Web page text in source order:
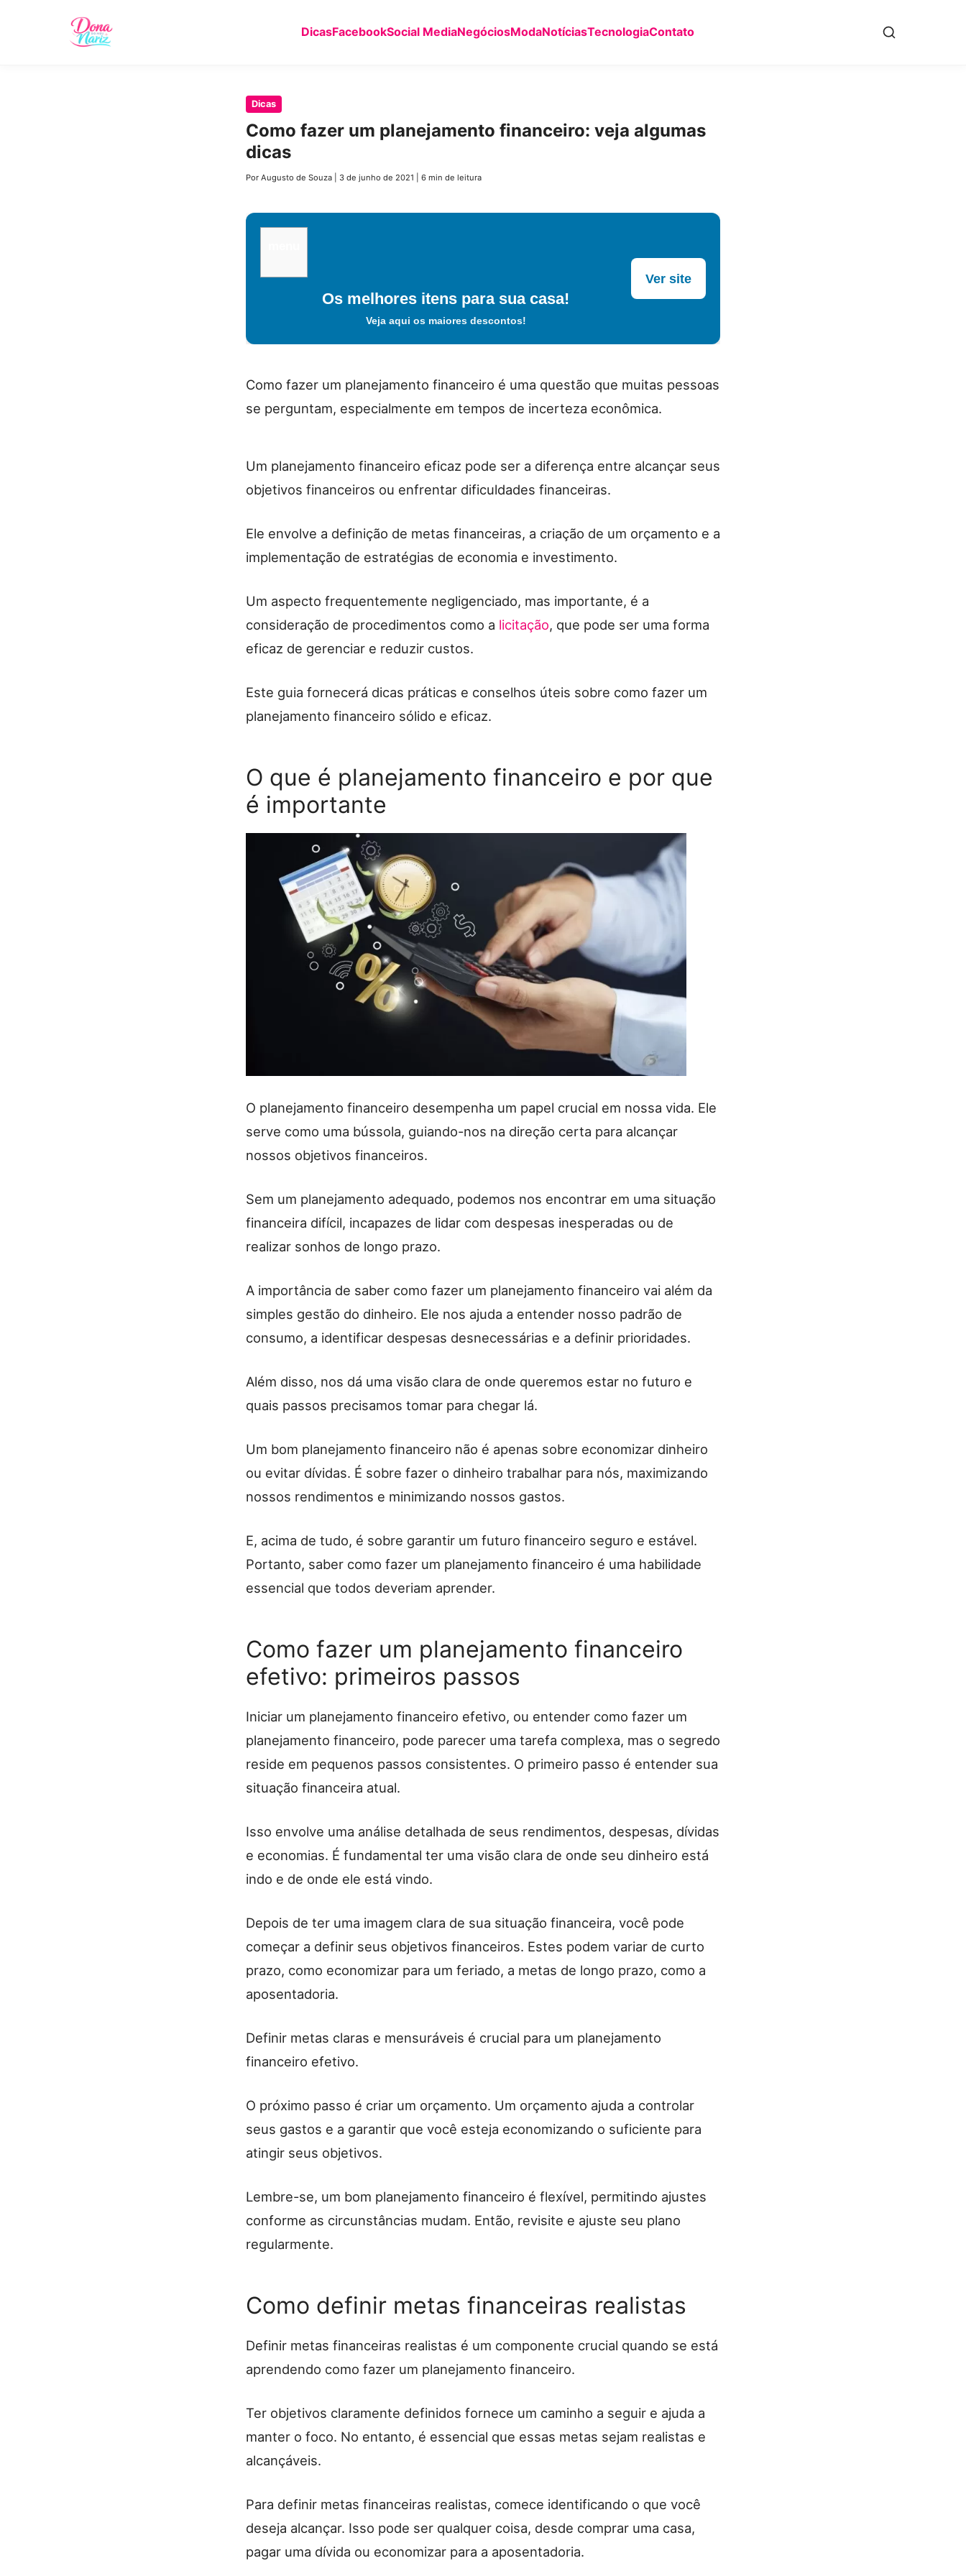
DicasFacebookSocial MediaNegóciosModaNotíciasTecnologiaContato
Dicas
Como fazer um planejamento financeiro: veja algumas
dicas
Por Augusto de Souza 3 de junho de 2021 6 min de leitura
Os melhores itens para sua casa!
Veja aqui os maiores descontos!
Ver site
Como fazer um planejamento financeiro é uma questão que muitas pessoas
se perguntam, especialmente em tempos de incerteza econômica.
Um planejamento financeiro eficaz pode ser a diferença entre alcançar seus
objetivos financeiros ou enfrentar dificuldades financeiras.
Ele envolve a definição de metas financeiras, a criação de um orçamento e a
implementação de estratégias de economia e investimento.
Um aspecto frequentemente negligenciado, mas importante, é a
consideração de procedimentos como a licitação, que pode ser uma forma
eficaz de gerenciar e reduzir custos.
Este guia fornecerá dicas práticas e conselhos úteis sobre como fazer um
planejamento financeiro sólido e eficaz.
O que é planejamento financeiro e por que
é importante
O planejamento financeiro desempenha um papel crucial em nossa vida. Ele
serve como uma bússola, guiando-nos na direção certa para alcançar
nossos objetivos financeiros.
Sem um planejamento adequado, podemos nos encontrar em uma situação
financeira difícil, incapazes de lidar com despesas inesperadas ou de
realizar sonhos de longo prazo.
A importância de saber como fazer um planejamento financeiro vai além da
simples gestão do dinheiro. Ele nos ajuda a entender nosso padrão de
consumo, a identificar despesas desnecessárias e a definir prioridades.
Além disso, nos dá uma visão clara de onde queremos estar no futuro e
quais passos precisamos tomar para chegar lá.
Um bom planejamento financeiro não é apenas sobre economizar dinheiro
ou evitar dívidas. É sobre fazer o dinheiro trabalhar para nós, maximizando
nossos rendimentos e minimizando nossos gastos.
E, acima de tudo, é sobre garantir um futuro financeiro seguro e estável.
Portanto, saber como fazer um planejamento financeiro é uma habilidade
essencial que todos deveriam aprender.
Como fazer um planejamento financeiro
efetivo: primeiros passos
Iniciar um planejamento financeiro efetivo, ou entender como fazer um
planejamento financeiro, pode parecer uma tarefa complexa, mas o segredo
reside em pequenos passos consistentes. O primeiro passo é entender sua
situação financeira atual.
Isso envolve uma análise detalhada de seus rendimentos, despesas, dívidas
e economias. É fundamental ter uma visão clara de onde seu dinheiro está
indo e de onde ele está vindo.
Depois de ter uma imagem clara de sua situação financeira, você pode
começar a definir seus objetivos financeiros. Estes podem variar de curto
prazo, como economizar para um feriado, a metas de longo prazo, como a
aposentadoria.
Definir metas claras e mensuráveis é crucial para um planejamento
financeiro efetivo.
O próximo passo é criar um orçamento. Um orçamento ajuda a controlar
seus gastos e a garantir que você esteja economizando o suficiente para
atingir seus objetivos.
Lembre-se, um bom planejamento financeiro é flexível, permitindo ajustes
conforme as circunstâncias mudam. Então, revisite e ajuste seu plano
regularmente.
Como definir metas financeiras realistas
Definir metas financeiras realistas é um componente crucial quando se está
aprendendo como fazer um planejamento financeiro.
Ter objetivos claramente definidos fornece um caminho a seguir e ajuda a
manter o foco. No entanto, é essencial que essas metas sejam realistas e
alcançáveis.
Para definir metas financeiras realistas, comece identificando o que você
deseja alcançar. Isso pode ser qualquer coisa, desde comprar uma casa,
pagar uma dívida ou economizar para a aposentadoria.